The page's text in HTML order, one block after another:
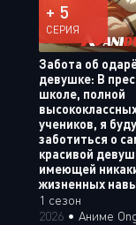
+ 5
СЕРИЯ
Забота об
девушке: В
школе, полной
учеников, я
заботиться о
красивой
имеющей
жизненных
1 сезон
2026 • Аниме